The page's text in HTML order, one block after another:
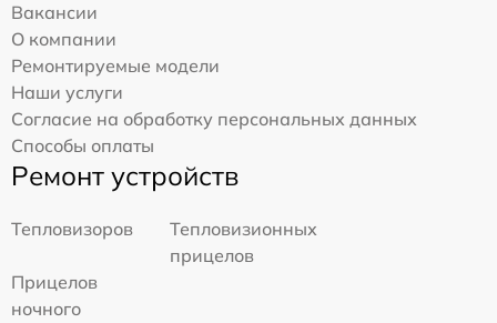
Вакансии
О компании
Ремонтируемые модели
Наши услуги
Согласие на обработку персональных данных
Способы оплаты
Ремонт устройств
Тепловизоров
Тепловизионных
прицелов
Прицелов
ночного